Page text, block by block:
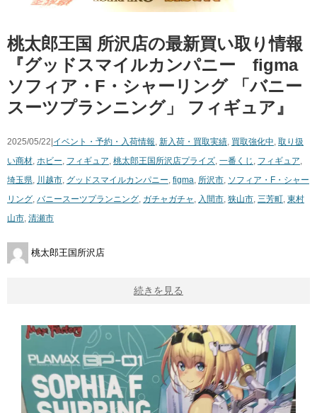
桃太郎王国 所沢店の最新買い取り情報
『グッドスマイルカンパニー figma
ソフィア・F・シャーリング 「バニー
スーツプランニング」 フィギュア』
2025/05/22| イベント・予約・入荷情報, 新入荷・買取実績, 買取強化中, 取り扱
い商材, ホビー, フィギュア, 桃太郎王国所沢店プライズ, 一番くじ , フィギュア,
埼玉県, 川越市, グッドスマイルカンパニー, figma, 所沢市, ソフィア・F・シャー
リング, バニースーツプランニング, ガチャガチャ , 入間市, 狭山市, 三芳町, 東村
山市, 清瀬市
桃太郎王国所沢店
続きを見る